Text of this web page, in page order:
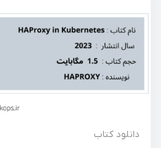
دانلود کتاب